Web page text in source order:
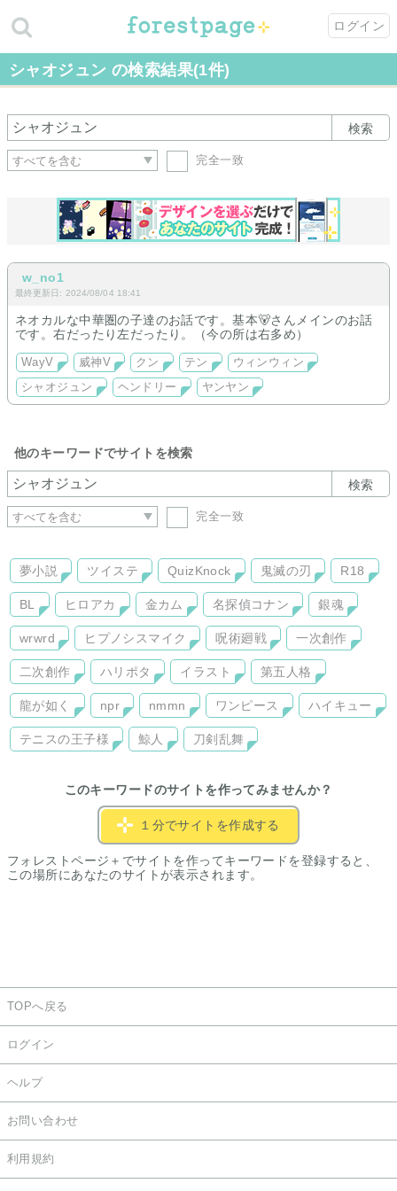
ログイン
シャオジュン の検索結果(1件)
検索
完全一致
w_no1
最終更新日: 2024/08/04 18:41
ネオカルな中華圏の子達のお話です。基本🐻‍さんメインのお話
です。右だったり左だったり。（今の所は右多め）
WayV 威神V クン テン
ウィンウィン
シャオジュン
ヘンドリー ヤンヤン
他のキーワードでサイトを検索
検索
完全一致
夢小説 ツイステ QuizKnock 鬼滅の刃 R18
BL ヒロアカ 金カム 名探偵コナン 銀魂
wrwrd ヒプノシスマイク 呪術廻戦 一次創作
二次創作 ハリポタ イラスト 第五人格
龍が如く npr nmmn ワンピース ハイキュー
テニスの王子様 鯨人 刀剣乱舞
このキーワードのサイトを作ってみませんか？
１分でサイトを作成する
フォレストページ＋でサイトを作ってキーワードを登録すると、
この場所にあなたのサイトが表示されます。
TOPへ戻る
ログイン
ヘルプ
お問い合わせ
利用規約